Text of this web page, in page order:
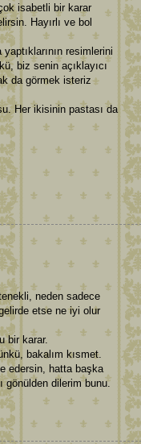
isabetli bir karar
Hayırlı ve bol
resimlerini
biz senin açıklayıcı
da görmek isteriz
Her ikisinin pastası da
neden sadece
etse ne iyi olur
bir karar.
bakalım kısmet.
edersin, hatta başka
gönülden dilerim bunu.